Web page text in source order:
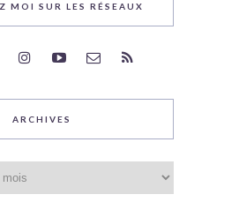
MOI SUR LES RÉSEAUX
ARCHIVES